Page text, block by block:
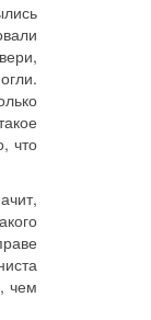
что
чем